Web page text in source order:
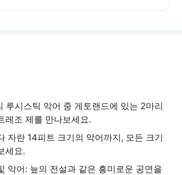
루시스틱 악어 중 게토랜드에 있는 2마리
레조 제를 만나보세요.
자란 14피트 크기의 악어까지, 모든 크기
세요.
악어: 늪의 전설과 같은 흥미로운 공연을